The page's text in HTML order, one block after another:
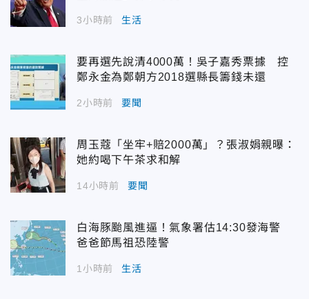
3小時前 生活
要再選先說清4000萬！吳子嘉秀票據 控
鄭永金為鄭朝方2018選縣長籌錢未還
2小時前 要聞
周玉蔻「坐牢+賠2000萬」？張淑娟親曝：
她約喝下午茶求和解
14小時前 要聞
白海豚颱風進逼！氣象署估14:30發海警
爸爸節馬祖恐陸警
1小時前 生活